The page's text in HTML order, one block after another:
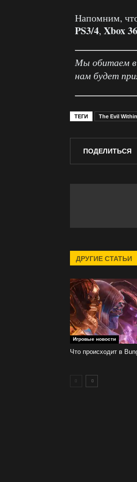
Напомним,
PS3/4, Xbox
Мы обитаем
нам будет
ТЕГИ The Evil Within
ПОДЕЛИТЬСЯ
ДРУГИЕ СТАТЬИ
Игровые новости
Что происходит в